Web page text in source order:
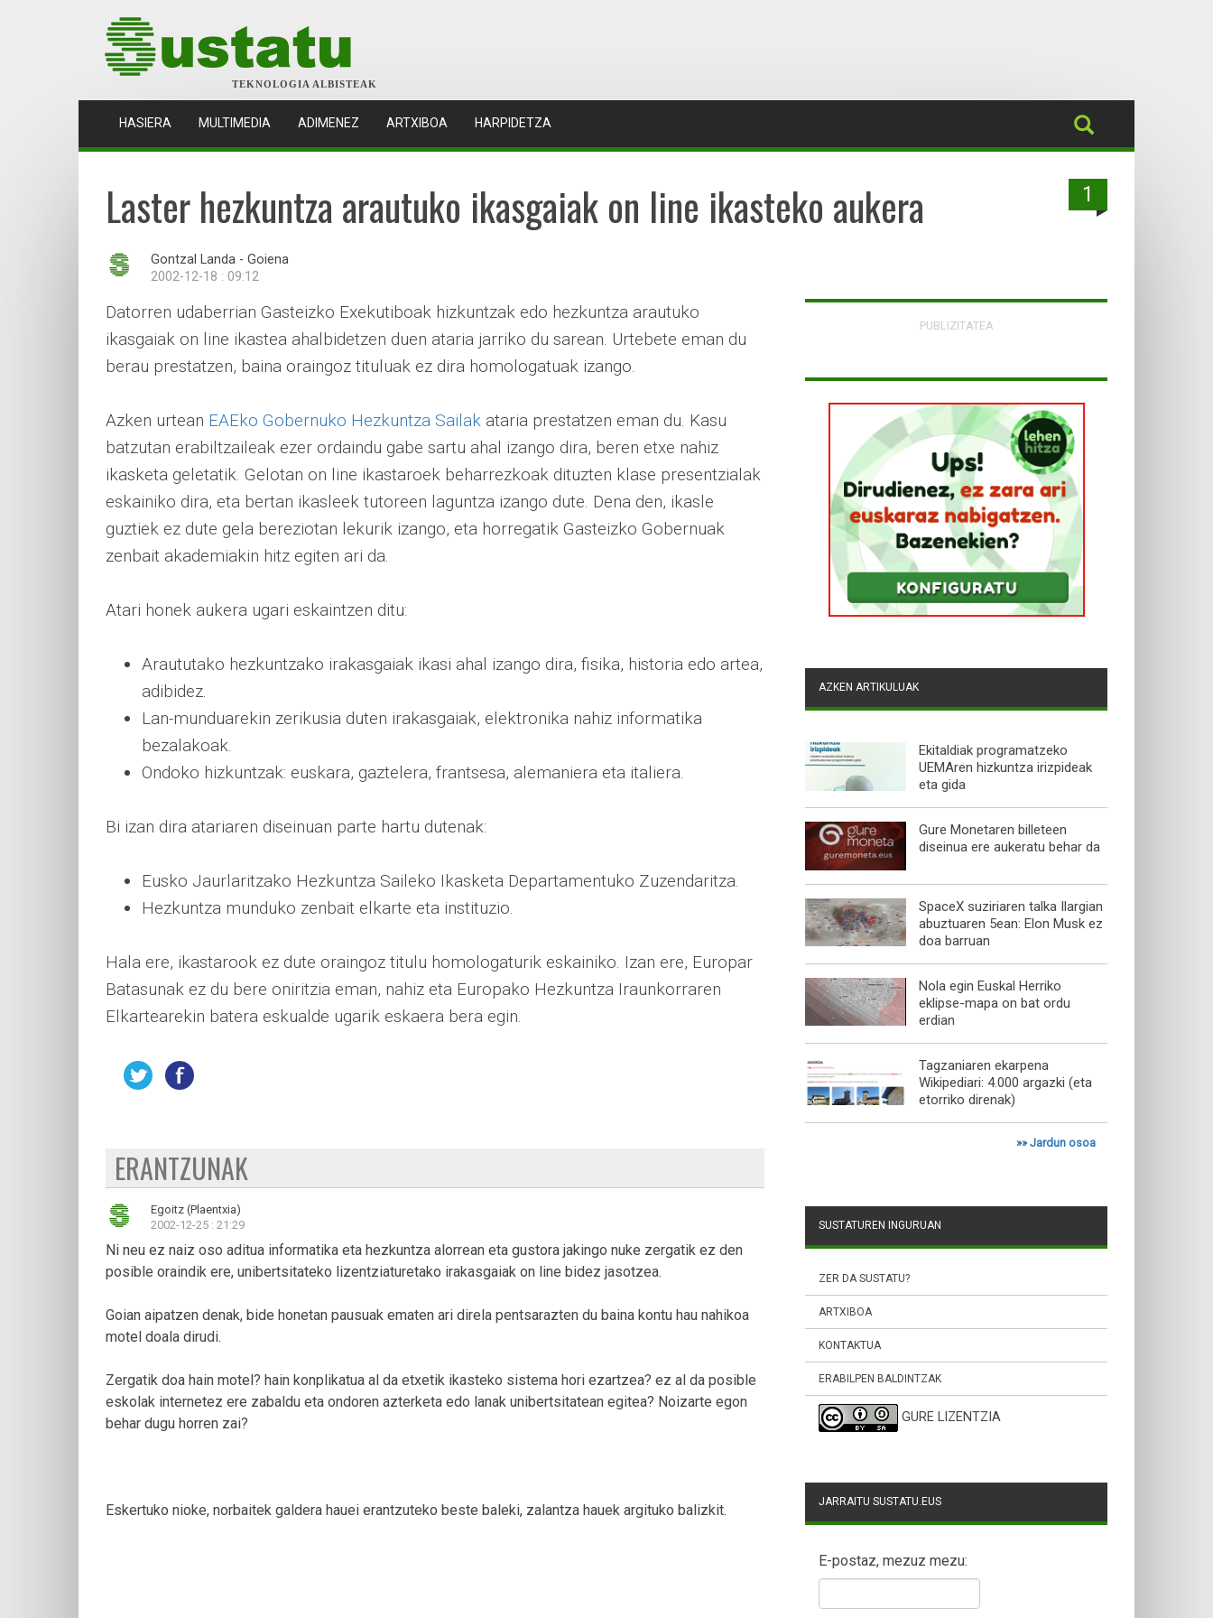
TEKNOLOGIA ALBISTEAK
HASIERA (CURRENT)
MULTIMEDIA ADIMENEZ ARTXIBOA HARPIDETZA
1
Laster hezkuntza arautuko ikasgaiak on line ikasteko aukera
Gontzal Landa - Goiena
2002-12-18 : 09:12
Datorren udaberrian Gasteizko Exekutiboak hizkuntzak edo hezkuntza arautuko
ikasgaiak on line ikastea ahalbidetzen duen ataria jarriko du sarean. Urtebete eman du
berau prestatzen, baina oraingoz tituluak ez dira homologatuak izango.
Azken urtean EAEko Gobernuko Hezkuntza Sailak ataria prestatzen eman du. Kasu
batzutan erabiltzaileak ezer ordaindu gabe sartu ahal izango dira, beren etxe nahiz
ikasketa geletatik. Gelotan on line ikastaroek beharrezkoak dituzten klase presentzialak
eskainiko dira, eta bertan ikasleek tutoreen laguntza izango dute. Dena den, ikasle
guztiek ez dute gela bereziotan lekurik izango, eta horregatik Gasteizko Gobernuak
zenbait akademiakin hitz egiten ari da.
Atari honek aukera ugari eskaintzen ditu:
Araututako hezkuntzako irakasgaiak ikasi ahal izango dira, fisika, historia edo artea,
adibidez.
Lan-munduarekin zerikusia duten irakasgaiak, elektronika nahiz informatika
bezalakoak.
Ondoko hizkuntzak: euskara, gaztelera, frantsesa, alemaniera eta italiera.
Bi izan dira atariaren diseinuan parte hartu dutenak:
Eusko Jaurlaritzako Hezkuntza Saileko Ikasketa Departamentuko Zuzendaritza.
Hezkuntza munduko zenbait elkarte eta instituzio.
Hala ere, ikastarook ez dute oraingoz titulu homologaturik eskainiko. Izan ere, Europar
Batasunak ez du bere oniritzia eman, nahiz eta Europako Hezkuntza Iraunkorraren
Elkartearekin batera eskualde ugarik eskaera bera egin.
ERANTZUNAK
Egoitz (Plaentxia)
2002-12-25 : 21:29
Ni neu ez naiz oso aditua informatika eta hezkuntza alorrean eta gustora jakingo nuke zergatik ez den
posible oraindik ere, unibertsitateko lizentziaturetako irakasgaiak on line bidez jasotzea.
Goian aipatzen denak, bide honetan pausuak ematen ari direla pentsarazten du baina kontu hau nahikoa
motel doala dirudi.
Zergatik doa hain motel? hain konplikatua al da etxetik ikasteko sistema hori ezartzea? ez al da posible
eskolak internetez ere zabaldu eta ondoren azterketa edo lanak unibertsitatean egitea? Noizarte egon
behar dugu horren zai?
Eskertuko nioke, norbaitek galdera hauei erantzuteko beste baleki, zalantza hauek argituko balizkit.
PUBLIZITATEA
AZKEN ARTIKULUAK
Ekitaldiak programatzeko
UEMAren hizkuntza irizpideak
eta gida
Gure Monetaren billeteen
diseinua ere aukeratu behar da
SpaceX suziriaren talka Ilargian
abuztuaren 5ean: Elon Musk ez
doa barruan
Nola egin Euskal Herriko
eklipse-mapa on bat ordu
erdian
Tagzaniaren ekarpena
Wikipediari: 4.000 argazki (eta
etorriko direnak)
»»Jardun osoa
SUSTATUREN INGURUAN
ZER DA SUSTATU?
ARTXIBOA
KONTAKTUA
ERABILPEN BALDINTZAK
GURE LIZENTZIA
JARRAITU SUSTATU.EUS
E-postaz, mezuz mezu: